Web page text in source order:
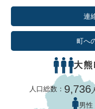
連
町へ
大
人口総数： 9,736
男性